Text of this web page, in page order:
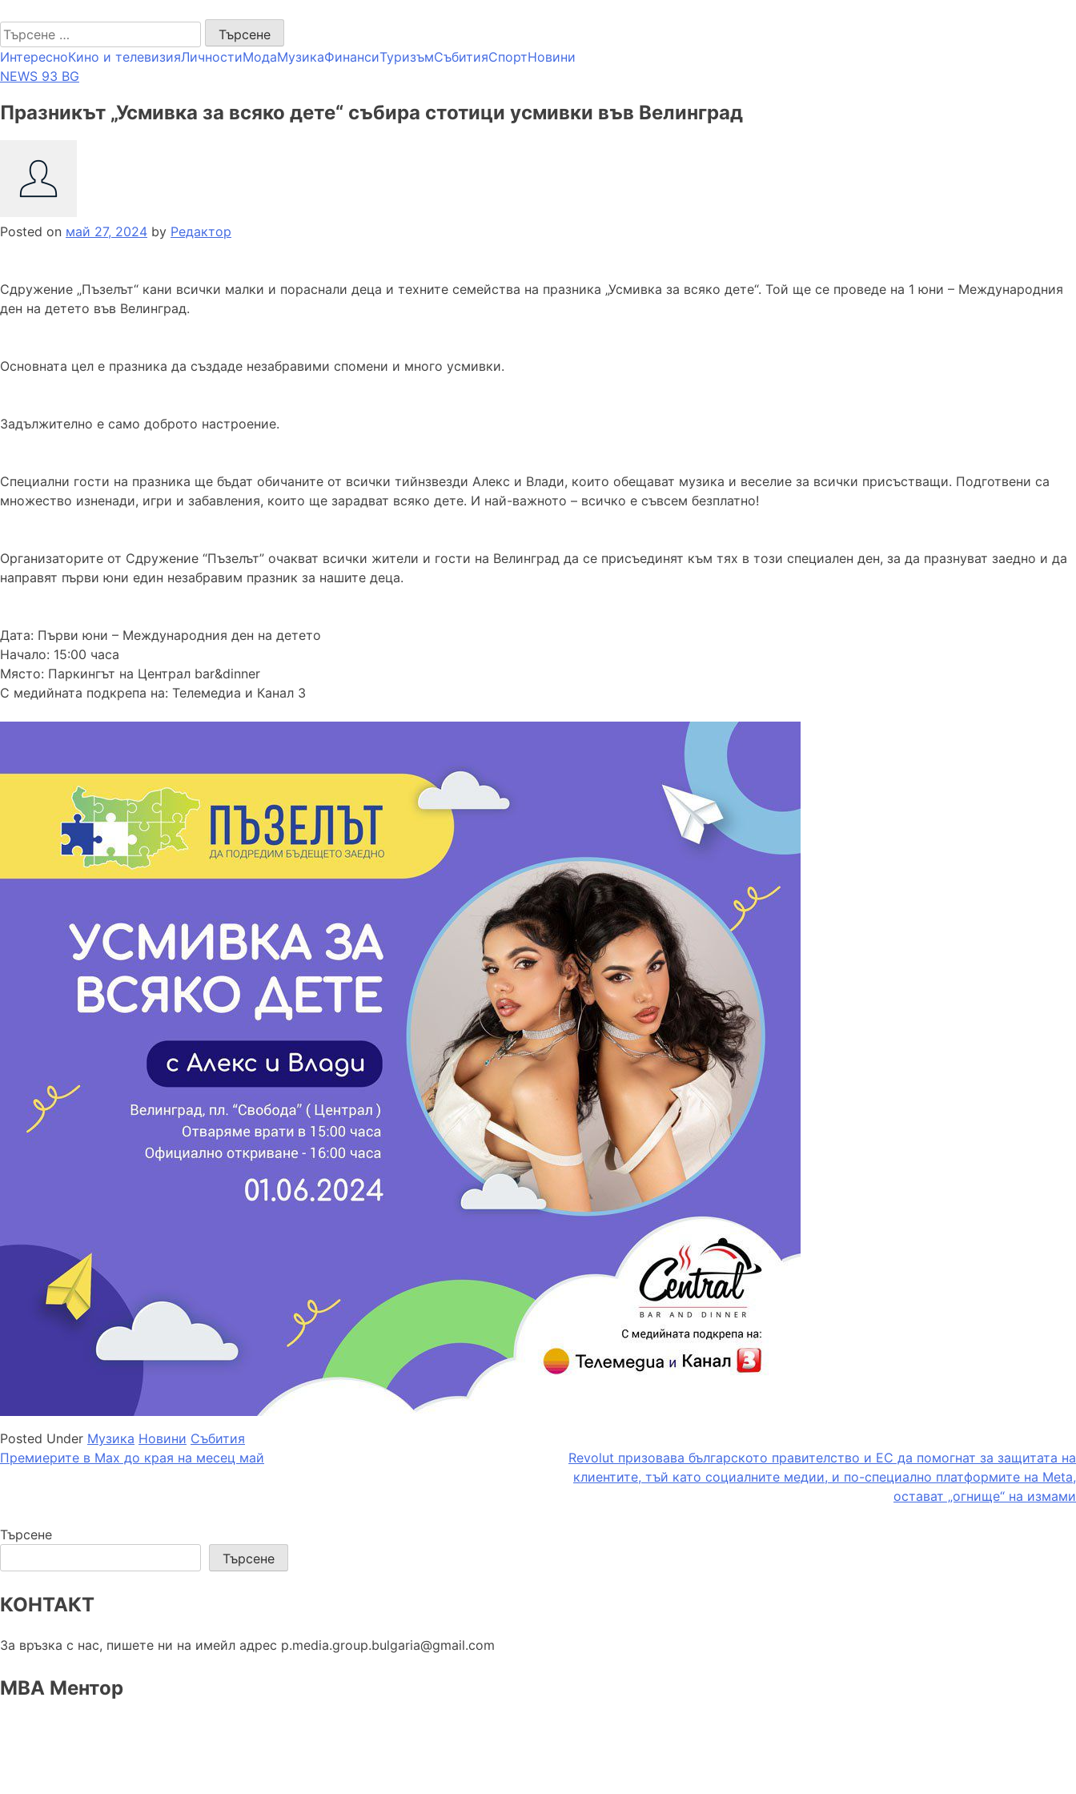
to
content
Търсене
за:
ИнтересноКино и телевизияЛичностиМодаМузикаФинансиТуризъмСъбитияСпортНовини
NEWS 93 BG
Празникът „Усмивка за всяко дете“ събира стотици усмивки във Велинград
Posted on май 27, 2024 by Редактор
Сдружение „Пъзелът“ кани всички малки и пораснали деца и техните семейства на празника „Усмивка за всяко дете“. Той ще се проведе на 1 юни – Международния
ден на детето във Велинград.
Основната цел е празника да създаде незабравими спомени и много усмивки.
Задължително е само доброто настроение.
Специални гости на празника ще бъдат обичаните от всички тийнзвезди Алекс и Влади, които обещават музика и веселие за всички присъстващи. Подготвени са
множество изненади, игри и забавления, които ще зарадват всяко дете. И най-важното – всичко е съвсем безплатно!
Организаторите от Сдружение “Пъзелът” очакват всички жители и гости на Велинград да се присъединят към тях в този специален ден, за да празнуват заедно и да
направят първи юни един незабравим празник за нашите деца.
Дата: Първи юни – Международния ден на детето
Начало: 15:00 часа
Място: Паркингът на Централ bar&dinner
С медийната подкрепа на: Телемедиа и Канал 3
Posted Under Музика Новини Събития
Навигация
Премиерите в Max до края на месец май
Revolut призовава българското правителство и ЕС да помогнат за защитата на
клиентите, тъй като социалните медии, и по-специално платформите на Meta,
остават „огнище“ на измами
Търсене
Търсене
КОНТАКТ
За връзка с нас, пишете ни на имейл адрес p.media.group.bulgaria@gmail.com
МВА Ментор